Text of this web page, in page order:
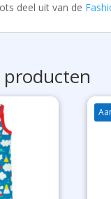
deel uit van de
producten